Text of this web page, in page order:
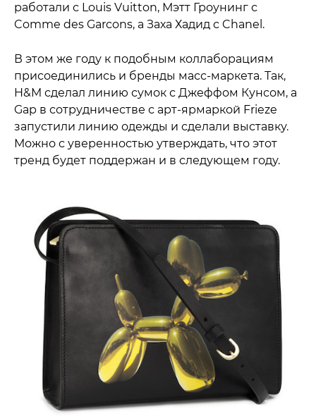
работали с Louis Vuitton, Мэтт Гроунинг с
Comme des Garcons, а Заха Хадид с Chanel.
В этом же году к подобным коллаборациям
присоединились и бренды масс-маркета. Так,
H&M сделал линию сумок с Джеффом Кунсом, а
Gap в сотрудничестве с арт-ярмаркой Frieze
запустили линию одежды и сделали выставку.
Можно с уверенностью утверждать, что этот
тренд будет поддержан и в следующем году.